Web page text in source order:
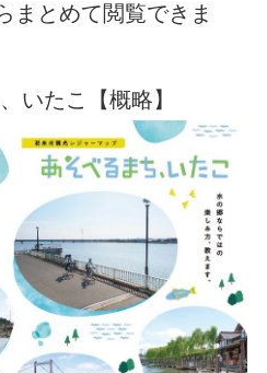
まとめて閲覧できま
いたこ【概略】